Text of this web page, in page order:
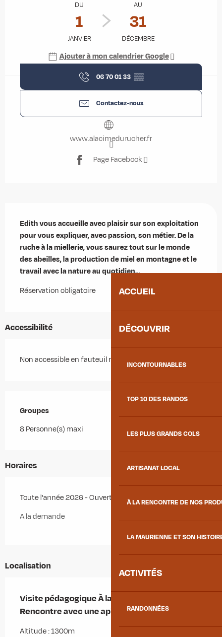
ACCUEIL
DÉCOUVRIR
INCONTOURNABLES
TOP 10 DES RANDOS
LES PLUS GRANDS COLS
ARTISANAT LOCAL
À LA RENCONTRE DE NOS
LA MAURIENNE ET SON
ACTIVITÉS
RANDONNÉES
DU
1
JANVIER
AU
31
DÉCEMBRE
Ajouter à mon calendrier Google
06 70 01 33 ▒▒
Contactez-nous
www.alacimedurucher.fr
Page Facebook
Edith vous accueille avec plaisir sur son exploitation
pour vous expliquer, avec passion, son métier. De la
ruche à la miellerie, vous saurez tout sur le monde
des abeilles, la production de miel en montagne et le
travail avec la nature au quotidien…
Réservation obligatoire
Accessibilité
Non accessible en fauteuil roulant
Groupes
Groupes
8 Personne(s) maxi
Horaires
Toute l'année 2026 - Ouvert tous les jours
A la demande
Localisation
Visite pédagogique À la cime du rucher -
Rencontre avec une apicultrice
Altitude : 1300m